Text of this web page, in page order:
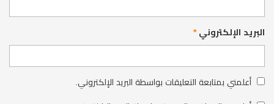
البريد الإلكتروني*
أعلمني بمتابعة التعليقات بواسطة البريد الإلكتروني.